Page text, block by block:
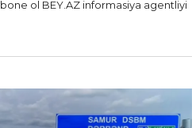
agentliyi